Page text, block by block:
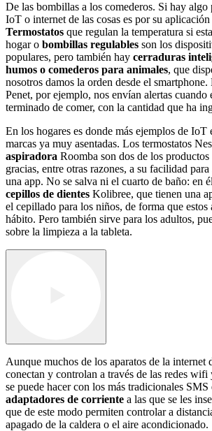
De las bombillas a los comederos. Si hay algo
IoT o internet de las cosas es por su aplicación
Termostatos que regulan la temperatura si
hogar o bombillas regulables son los
populares, pero también hay cerraduras
humos o comederos para animales, que
nosotros damos la orden desde el smartphone.
Penet, por ejemplo, nos envían alertas cuando
terminado de comer, con la cantidad que ha
En los hogares es donde más ejemplos de IoT
marcas ya muy asentadas. Los termostatos
aspiradora Roomba son dos de los productos
gracias, entre otras razones, a su facilidad
una app. No se salva ni el cuarto de baño: en
cepillos de dientes Kolibree, que tienen una
el cepillado para los niños, de forma que estos
hábito. Pero también sirve para los adultos,
sobre la limpieza a la tableta.
Aunque muchos de los aparatos de la internet
conectan y controlan a través de las redes
se puede hacer con los más tradicionales
adaptadores de corriente a las que se les
que de este modo permiten controlar a
apagado de la caldera o el aire acondicionado.